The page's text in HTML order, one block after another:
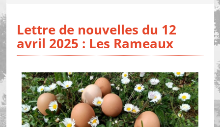
Lettre de nouvelles du 12
avril 2025 : Les Rameaux